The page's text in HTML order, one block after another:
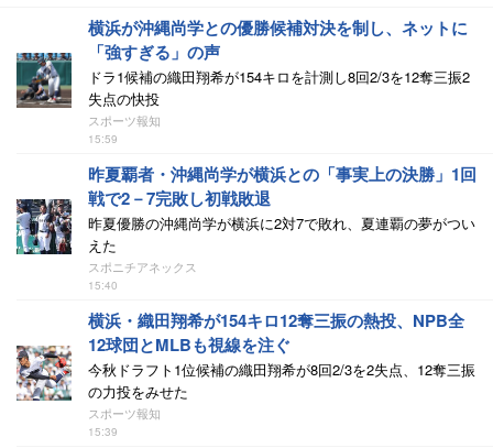
横浜が沖縄尚学との優勝候補対決を制し、ネットに
「強すぎる」の声
ドラ1候補の織田翔希が154キロを計測し8回2/3を12奪三振2
失点の快投
スポーツ報知
15:59
昨夏覇者・沖縄尚学が横浜との「事実上の決勝」1回
戦で2－7完敗し初戦敗退
昨夏優勝の沖縄尚学が横浜に2対7で敗れ、夏連覇の夢がつい
えた
スポニチアネックス
15:40
横浜・織田翔希が154キロ12奪三振の熱投、NPB全
12球団とMLBも視線を注ぐ
今秋ドラフト1位候補の織田翔希が8回2/3を2失点、12奪三振
の力投をみせた
スポーツ報知
15:39